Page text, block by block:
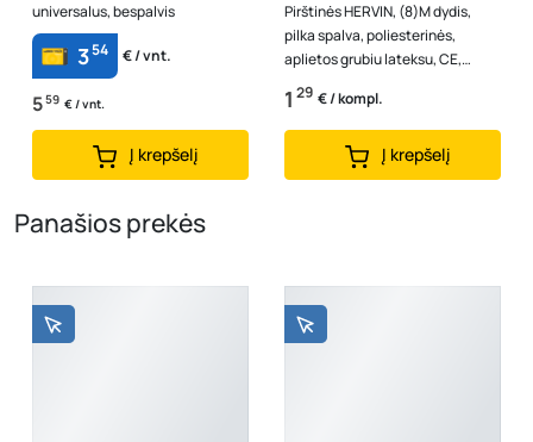
universalus, bespalvis
354 € / vnt.
559 € / vnt.
Į krepšelį
Pirštinės HERVIN, (8)M dydis,
pilka spalva, poliesterinės,
aplietos grubiu lateksu, CE,
LLP002
1 29 € / kompl.
Į krepšelį
Panašios prekės